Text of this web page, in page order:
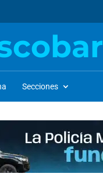
Secciones